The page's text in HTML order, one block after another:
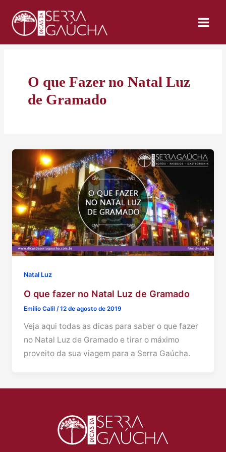
para
conteúdo
O que Fazer no Natal Luz
de Gramado
Natal Luz
O que fazer no Natal Luz de Gramado
Emilio Calil/12 de agosto de 2019
Veja aqui todas as dicas para saber o que fazer
no Natal Luz de Gramado e tirar o máximo
proveito da sua viagem para a Serra Gaúcha.